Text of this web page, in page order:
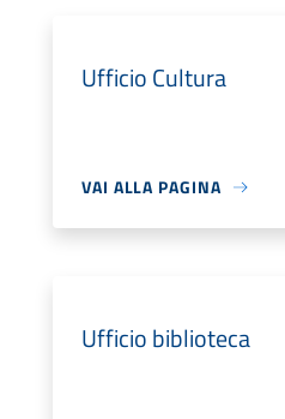
Ufficio Cultura
VAI ALLA PAGINA
Ufficio biblioteca